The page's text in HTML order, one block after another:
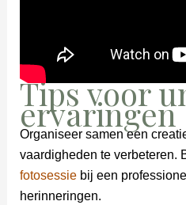
Tips voor
ervaringen
Organiseer samen een
vaardigheden te verbeteren.
fotosessiebij een
herinneringen.